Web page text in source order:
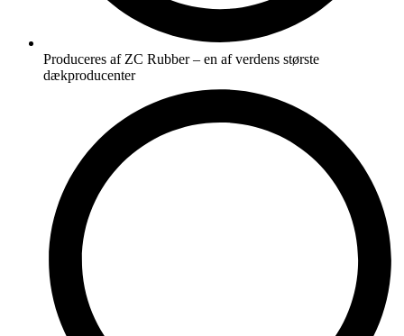
Produceres af ZC Rubber – en af verdens største
dækproducenter